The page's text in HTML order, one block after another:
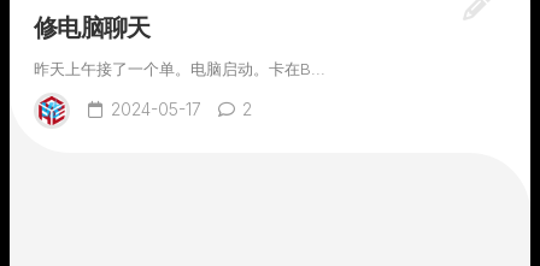
修电脑聊天
昨天上午接了一个单。电脑启动。卡在B...
2024-05-17 2